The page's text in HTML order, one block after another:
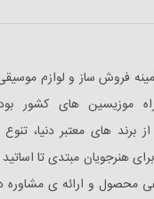
18 سال سابقه در زمینه فروش ساز و لوازم
موزیسین های کشور
های معتبر دنیا،
هنرجویان مبتدی تا
محصول و ارائه ی مشاوره